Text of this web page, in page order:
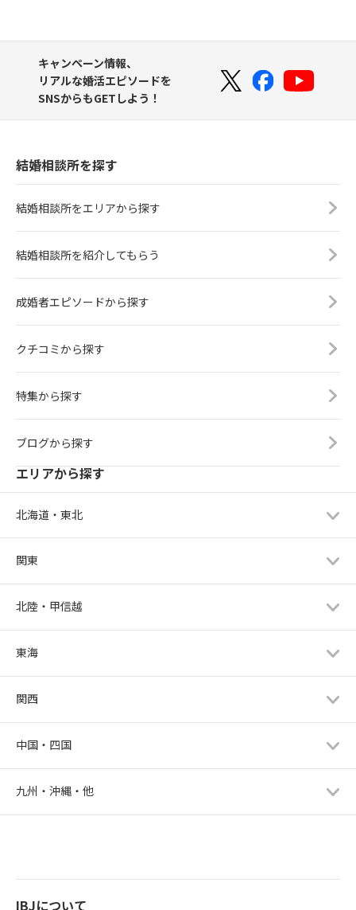
キャンペーン情報、
リアルな婚活エピソードを
SNSからもGETしよう！
結婚相談所を探す
結婚相談所をエリアから探す
結婚相談所を紹介してもらう
成婚者エピソードから探す
クチコミから探す
特集から探す
ブログから探す
エリアから探す
北海道・東北
関東
北陸・甲信越
東海
関西
中国・四国
九州・沖縄・他
IBJについて